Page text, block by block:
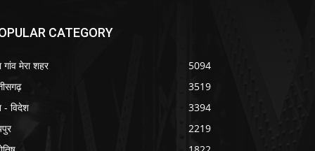
CATEGORY
गांव मेरा शहर
5094
3519
- विदेश
3394
2219